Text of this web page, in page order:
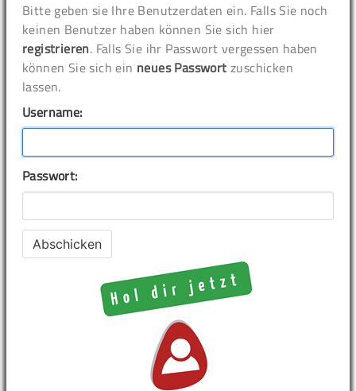
Bitte geben sie Ihre Benutzerdaten ein. Falls Sie noch
keinen Benutzer haben können Sie sich hier
registrieren. Falls Sie ihr Passwort vergessen haben
können Sie sich ein neues Passwort zuschicken
lassen.
Username:
Passwort: